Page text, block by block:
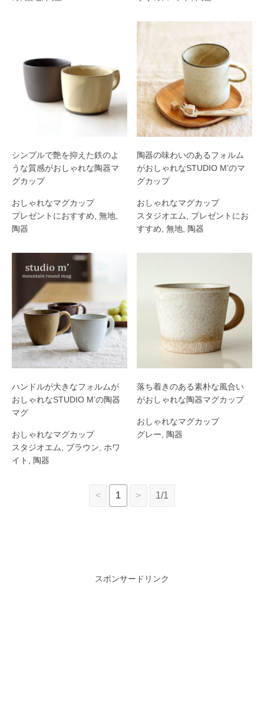
シンプルで艶を抑えた鉄のよ
うな質感がおしゃれな陶器マ
グカップ
おしゃれなマグカップ
プレゼントにおすすめ 無地
陶器
陶器の味わいのあるフォルム
がおしゃれなSTUDIO M’のマ
グカップ
おしゃれなマグカップ
スタジオエム
プレゼントにお
すすめ ,無地 陶器
ハンドルが大きなフォルムが
おしゃれなSTUDIO M’の陶器
マグ
おしゃれなマグカップ
スタジオエム
ブラウン
ホワ
イト
陶器
落ち着きのある素朴な風合い
がおしゃれな陶器マグカップ
おしゃれなマグカップ
グレー
陶器
< 1 > 1/1
スポンサードリンク